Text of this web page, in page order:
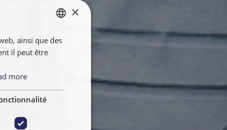
ENGLISH
FRANÇAIS
×
ainsi que des
il peut être
more